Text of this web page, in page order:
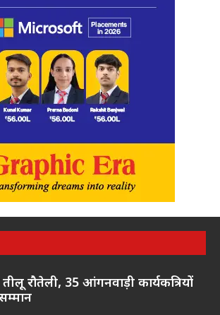
रौतेली, 35 आंगनवाड़ी कार्यकत्रियों